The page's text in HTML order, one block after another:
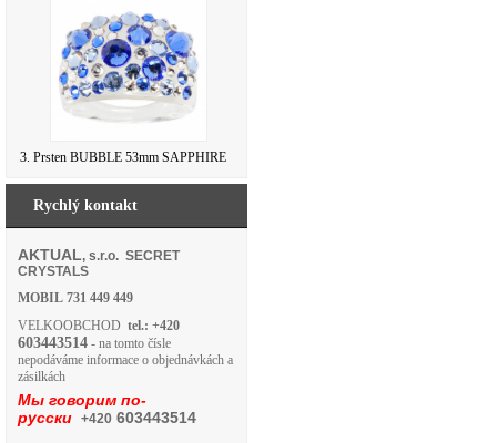
3. Prsten BUBBLE 53mm SAPPHIRE
Rychlý kontakt
AKTUAL, s.r.o. SECRET
CRYSTALS
MOBIL 731 449 449
VELKOOBCHOD tel.: +420
603443514 - na tomto čísle
nepodáváme informace o objednávkách a
zásilkách
Мы говорим по-
русски +420 603443514